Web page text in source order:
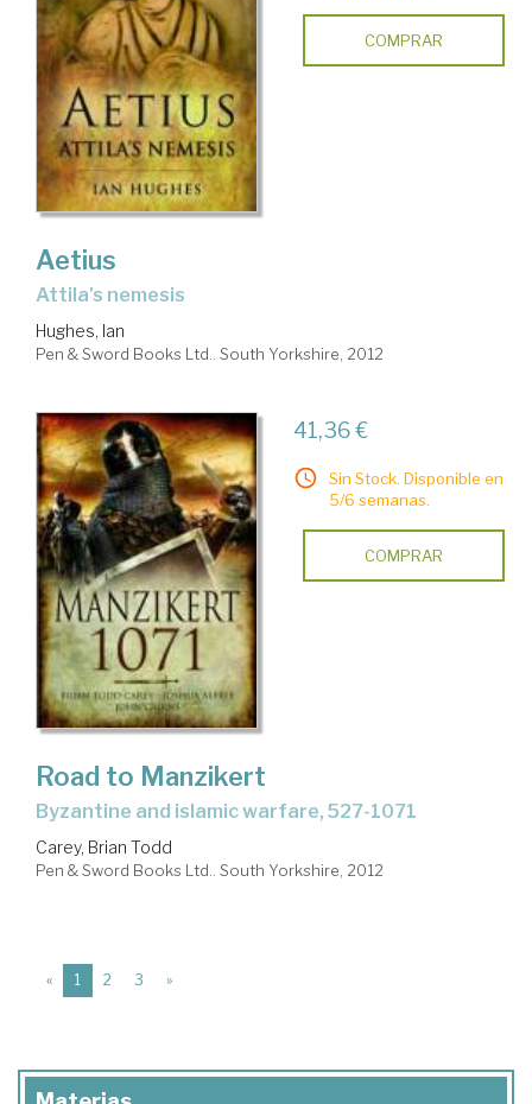
COMPRAR
Aetius
Attila's nemesis
Hughes, Ian
Pen & Sword Books Ltd.. South Yorkshire, 2012
41,36 €
Sin Stock. Disponible en
5/6 semanas.
COMPRAR
Road to Manzikert
byzantine and islamic warfare, 527-1071
Carey, Brian Todd
Pen & Sword Books Ltd.. South Yorkshire, 2012
« 1 (current)
2 3 »